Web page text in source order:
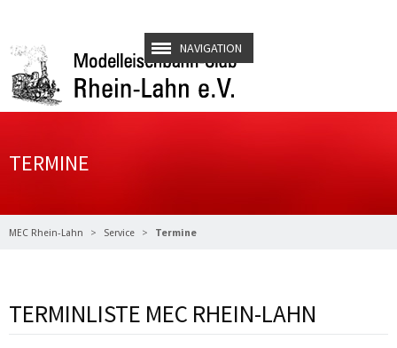
NAVIGATION
TERMINE
MEC Rhein-Lahn Service Termine
TERMINLISTE MEC RHEIN-LAHN